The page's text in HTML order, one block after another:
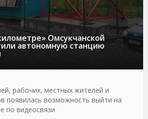
Омсукчанской
автономную станцию
рабочих, местных жителей и
появилась возможность выйти на
по видеосвязи